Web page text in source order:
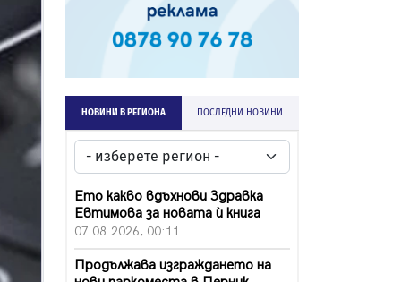
НОВИНИ В РЕГИОНА ПОСЛЕДНИ НОВИНИ
Ето какво вдъхнови Здравка
Евтимова за новата ѝ книга
07.08.2026, 00:11
Продължава изграждането на